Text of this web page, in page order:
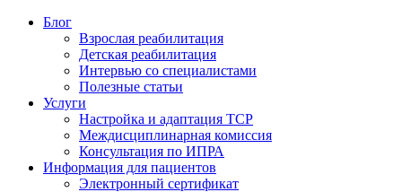
Блог
Взрослая реабилитация
Детская реабилитация
Интервью со специалистами
Полезные статьи
Услуги
Настройка и адаптация ТСР
Междисциплинарная комиссия
Консультация по ИПРА
Информация для пациентов
Электронный сертификат